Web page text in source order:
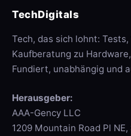
TechDigitals
Tech, das sich lohnt:
Kaufberatung zu
Fundiert, unabhängig und
Herausgeber:
AAA-Gency LLC
1209 Mountain Road Pl NE,